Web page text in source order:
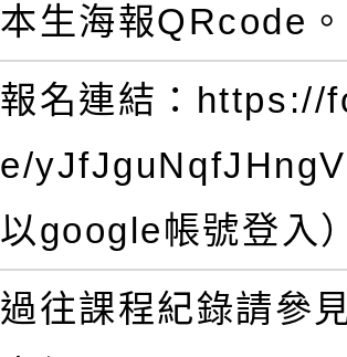
本生海報QRcode。
報名連結：https://
e/
以google帳號登入
過往課程紀錄請參